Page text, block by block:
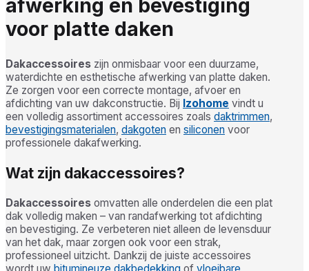
afwerking en bevestiging
voor platte daken
Dakaccessoires zijn onmisbaar voor een duurzame,
waterdichte en esthetische afwerking van platte daken.
Ze zorgen voor een correcte montage, afvoer en
afdichting van uw dakconstructie. Bij Izohome vindt u
een volledig assortiment accessoires zoals daktrimmen,
bevestigingsmaterialen, dakgoten en siliconen voor
professionele dakafwerking.
Wat zijn dakaccessoires?
Dakaccessoires omvatten alle onderdelen die een plat
dak volledig maken – van randafwerking tot afdichting
en bevestiging. Ze verbeteren niet alleen de levensduur
van het dak, maar zorgen ook voor een strak,
professioneel uitzicht. Dankzij de juiste accessoires